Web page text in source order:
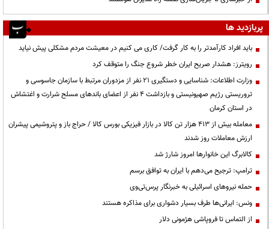
پربازدید ها
باید افراد کارآمدتر را به کار گرفت/ کاری می کنیم در معیشت مردم مشکلی پیش نیاید
رویترز: هشدار صریح ایران خطر شروع جنگ را متوقف کرد
وزارت اطلاعات: شناسایی و دستگیری ۲۱ نفر از مزدوران مرتبط با سازمان جاسوسی و
تروریستی رژیم صهیونیستی و بازداشت ۴ نفر از اعضای باندهای مسلح شرارت و اغتشاش
در استان کرمان
معامله بیش از ۴۱۳ هزار تن کالا در بازار فیزیکی بورس کالا / حراج باز و پتروشیمی پیشران
ارزش معاملات روز شدند
کالابرگ این خانوارها امروز شارژ شد
ترامپ: ترجیح می‌دهم با ایران به توافق برسم
حمله نیروهای اسرائیلی به خبرنگار پرس‌تی‌وی
ونس: ایرانی‌ها طرف بسیار دشواری برای مذاکره هستند
از التماس تا فروپاشی هژمونی دلار